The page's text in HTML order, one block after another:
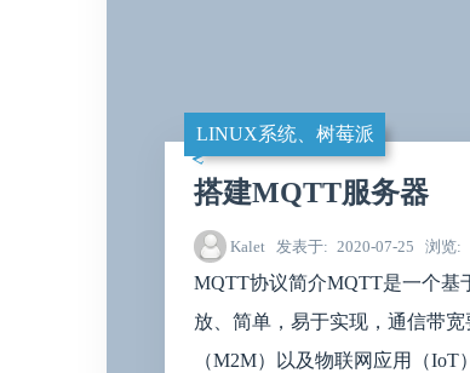
LINUX系统、树莓派
搭建MQTT服务器
Kalet 发表于 2020-07-25 浏览
MQTT协议简介MQTT是一个基
放、简单，易于实现，通信带
（M2M）以及物联网应用（